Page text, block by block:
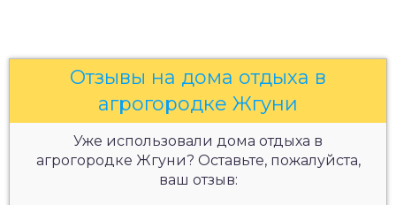
Отзывы на дома отдыха в
агрогородке Жгуни
Уже использовали дома отдыха в
агрогородке Жгуни? Оставьте, пожалуйста,
ваш отзыв: